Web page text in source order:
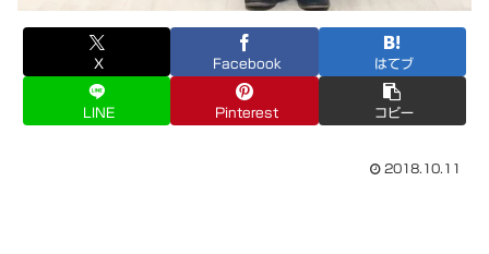
X Facebook はてブ
LINE Pinterest コピー
2018.10.11